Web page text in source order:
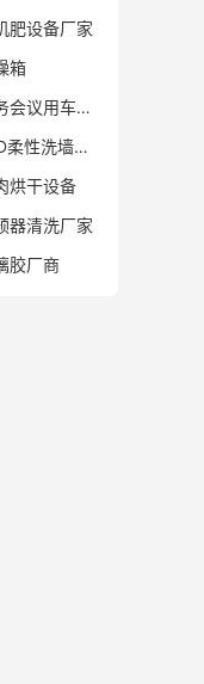
肥设备厂家
箱
商务会议用车服务商
LED柔性洗墙灯厂家
烘干设备
器清洗厂家
胶厂商